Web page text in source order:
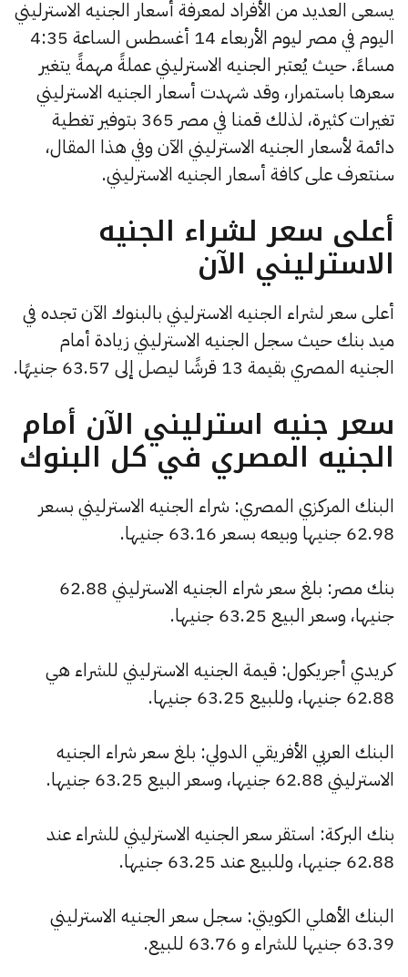
يسعى العديد من الأفراد لمعرفة أسعار الجنيه الاسترليني
اليوم في مصر ليوم الأربعاء 14 أغسطس الساعة 4:35
مساءً. حيث يُعتبر الجنيه الاسترليني عملةً مهمةً يتغير
سعرها باستمرار، وقد شهدت أسعار الجنيه الاسترليني
تغيرات كثيرة، لذلك قمنا في مصر 365 بتوفير تغطية
دائمة لأسعار الجنيه الاسترليني الآن وفي هذا المقال،
سنتعرف على كافة أسعار الجنيه الاسترليني.
أعلى سعر لشراء الجنيه
الاسترليني الآن
أعلى سعر لشراء الجنيه الاسترليني بالبنوك الآن تجده في
ميد بنك حيث سجل الجنيه الاسترليني زيادة أمام
الجنيه المصري بقيمة 13 قرشًا ليصل إلى 63.57 جنيهًا.
سعر جنيه استرليني الآن أمام
الجنيه المصري في كل البنوك
البنك المركزي المصري: شراء الجنيه الاسترليني بسعر
62.98 جنيها وبيعه بسعر 63.16 جنيها.
بنك مصر: بلغ سعر شراء الجنيه الاسترليني 62.88
جنيها، وسعر البيع 63.25 جنيها.
كريدي أجريكول: قيمة الجنيه الاسترليني للشراء هي
62.88 جنيها، وللبيع 63.25 جنيها.
البنك العربي الأفريقي الدولي: بلغ سعر شراء الجنيه
الاسترليني 62.88 جنيها، وسعر البيع 63.25 جنيها.
بنك البركة: استقر سعر الجنيه الاسترليني للشراء عند
62.88 جنيها، وللبيع عند 63.25 جنيها.
البنك الأهلي الكويتي: سجل سعر الجنيه الاسترليني
63.39 جنيها للشراء و 63.76 للبيع.